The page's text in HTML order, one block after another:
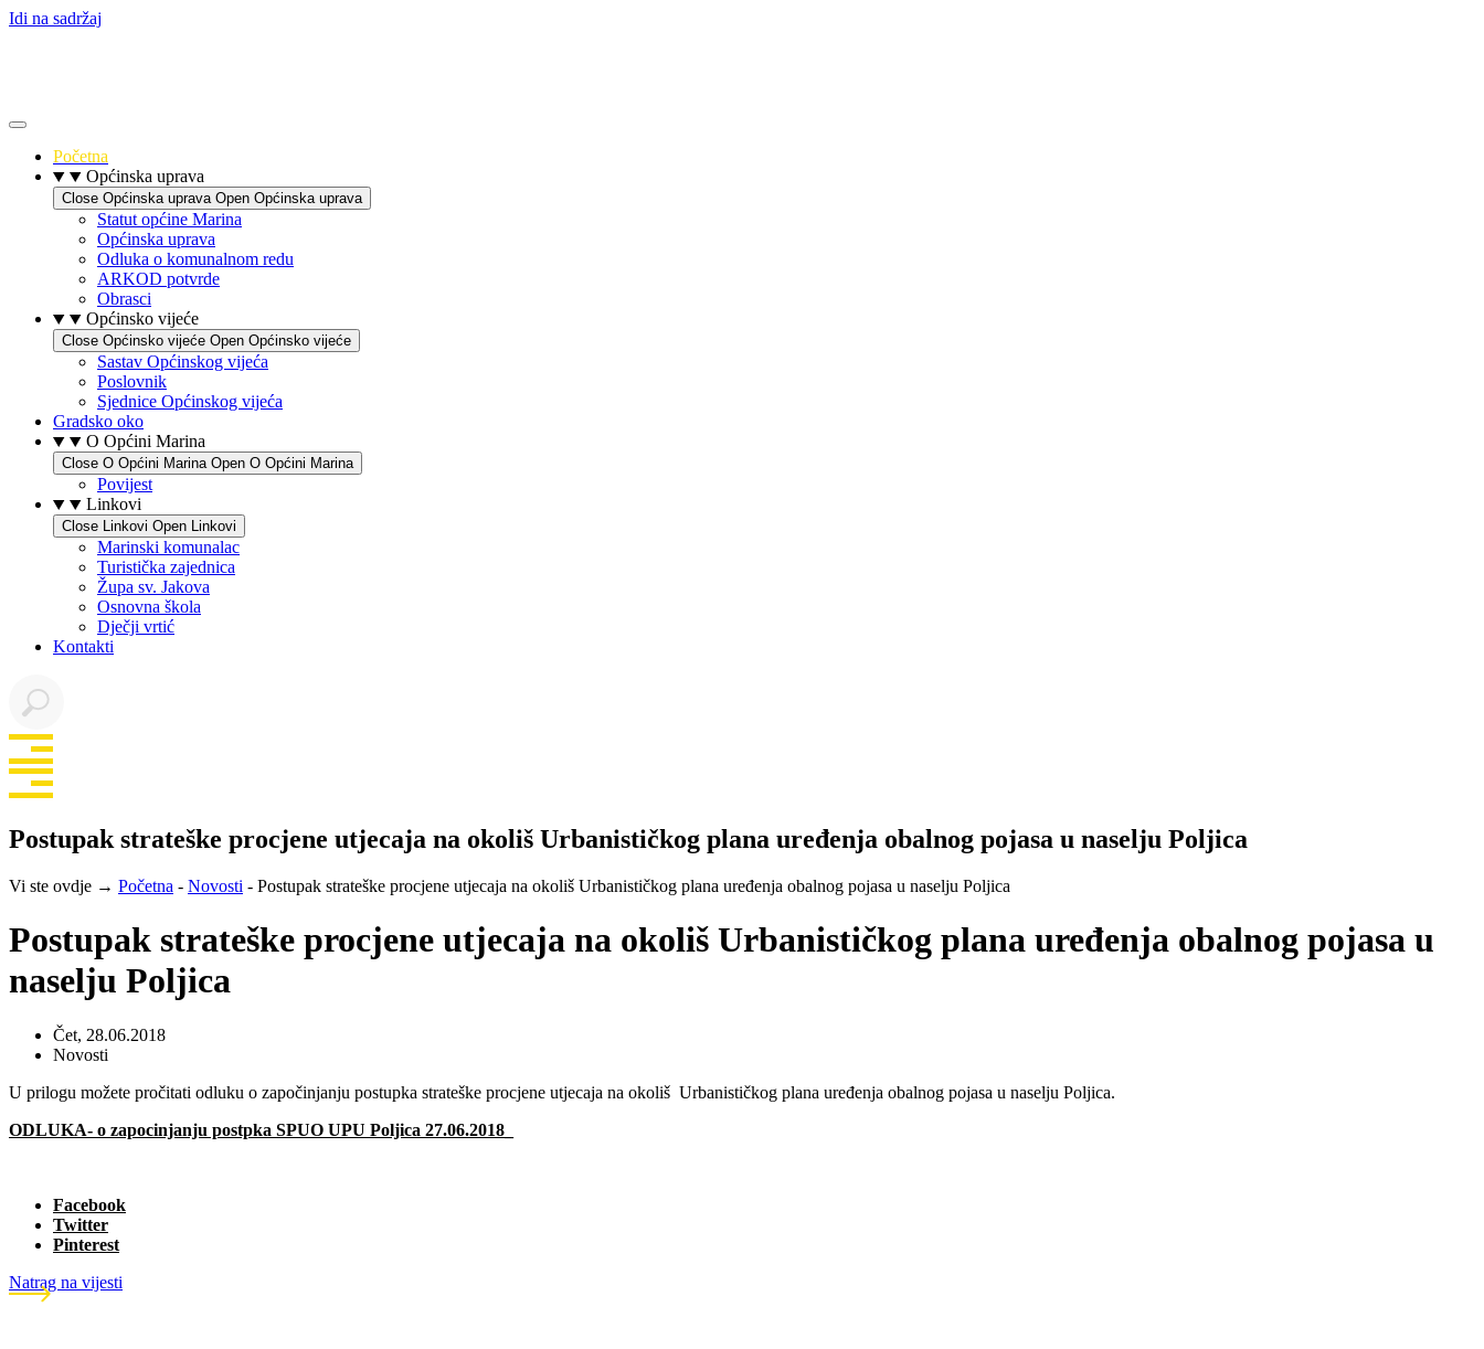
Idi na sadržaj
Početna
Općinska uprava
Close Općinska uprava Open Općinska uprava
Statut općine Marina
Općinska uprava
Odluka o komunalnom redu
ARKOD potvrde
Obrasci
Općinsko vijeće
Close Općinsko vijeće Open Općinsko vijeće
Sastav Općinskog vijeća
Poslovnik
Sjednice Općinskog vijeća
Gradsko oko
O Općini Marina
Close O Općini Marina Open O Općini Marina
Povijest
Linkovi
Close Linkovi Open Linkovi
Marinski komunalac
Turistička zajednica
Župa sv. Jakova
Osnovna škola
Dječji vrtić
Kontakti
Postupak strateške procjene utjecaja na okoliš Urbanističkog plana uređenja obalnog pojasa u naselju Poljica
Vi ste ovdje → Početna - Novosti - Postupak strateške procjene utjecaja na okoliš Urbanističkog plana uređenja obalnog pojasa u naselju Poljica
Postupak strateške procjene utjecaja na okoliš Urbanističkog plana uređenja obalnog pojasa u
naselju Poljica
Čet, 28.06.2018
Novosti
U prilogu možete pročitati odluku o započinjanju postupka strateške procjene utjecaja na okoliš Urbanističkog plana uređenja obalnog pojasa u naselju Poljica.
ODLUKA- o zapocinjanju postpka SPUO UPU Poljica 27.06.2018_
Facebook
Twitter
Pinterest
Natrag na vijesti